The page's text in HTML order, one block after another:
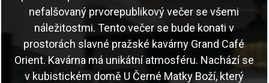
nefalšovaný prvorepublikový večer se všemi
náležitostmi. Tento večer se bude konati v
prostorách slavné pražské kavárny Grand Café
Orient. Kavárna má unikátní atmosféru. Nachází se
v kubistickém domě U Černé Matky Boží, který